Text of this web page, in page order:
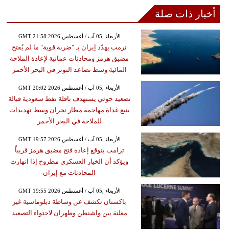
أخبار ذات صلة
GMT 21:58 2026 الأربعاء ,05 آب / أغسطس
ترمب يهدّد إيران بـ "ضربة قوية" ما لم يُفتح
مضيق هرمز ومحادثات عمانية لإعادة الملاحة
المائية وسط تصاعد التوتر في البحر الأحمر
GMT 20:02 2026 الأربعاء ,05 آب / أغسطس
تصعيد حوثي يستهدف ناقلة نفط سعودية قبالة
ينبع غداة مهاجمة مطار نجران وسط تهديدات
للملاحة في البحر الأحمر
GMT 19:57 2026 الأربعاء ,05 آب / أغسطس
ترامب يتوقع إعادة فتح مضيق هرمز قريباً
ويؤكد أن الخيار العسكري مطروح إذا انهارت
المحادثات مع إيران
GMT 19:55 2026 الأربعاء ,05 آب / أغسطس
باكستان تكشف عن وساطة دبلوماسية غير
معلنة بين واشنطن وطهران لاحتواء التصعيد